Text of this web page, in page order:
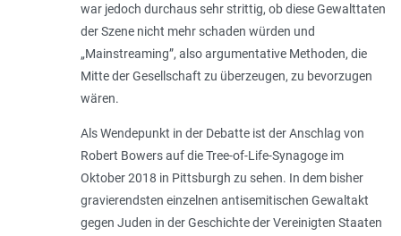
war jedoch durchaus sehr strittig, ob diese Gewalttaten
der Szene nicht mehr schaden würden und
„Mainstreaming”, also argumentative Methoden, die
Mitte der Gesellschaft zu überzeugen, zu bevorzugen
wären.
Als Wendepunkt in der Debatte ist der Anschlag von
Robert Bowers auf die Tree-­of-Life-Synagoge im
Oktober 2018 in Pittsburgh zu sehen. In dem bisher
gravierendsten einzelnen antisemitischen Gewalt­akt
gegen Juden in der Geschichte der Vereinigten Staaten